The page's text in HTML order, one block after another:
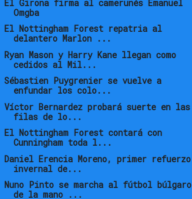
El Girona firma al camerunés Emanuel
Omgba
El Nottingham Forest repatria al
delantero Marlon ...
Ryan Mason y Harry Kane llegan como
cedidos al Mil...
Sébastien Puygrenier se vuelve a
enfundar los colo...
Víctor Bernardez probará suerte en las
filas de lo...
El Nottingham Forest contará con
Cunningham toda l...
Daniel Erencia Moreno, primer refuerzo
invernal de...
Nuno Pinto se marcha al fútbol búlgaro
de la mano ...